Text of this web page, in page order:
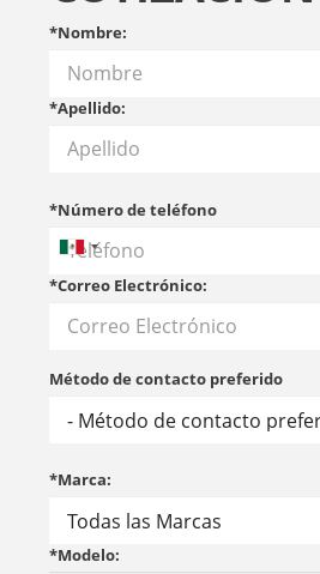
*Nombre:
*Apellido:
*Número de teléfono
*Correo Electrónico:
Método de contacto preferido
*Marca:
*Modelo: